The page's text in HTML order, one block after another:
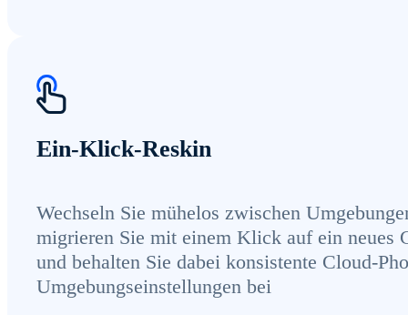
Ein-Klick-Reskin
Wechseln Sie mühelos zwischen
migrieren Sie mit einem Klick auf ein neues
und behalten Sie dabei konsistente Cloud-
Umgebungseinstellungen bei